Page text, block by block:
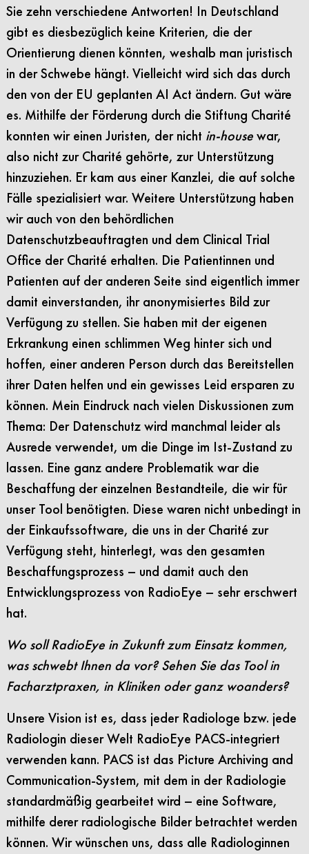
Sie zehn verschiedene Antworten! In Deutschland
gibt es diesbezüglich keine Kriterien, die der
Orientierung dienen könnten, weshalb man juristisch
in der Schwebe hängt. Vielleicht wird sich das durch
den von der EU geplanten AI Act ändern. Gut wäre
es. Mithilfe der Förderung durch die Stiftung Charité
konnten wir einen Juristen, der nicht in-house war,
also nicht zur Charité gehörte, zur Unterstützung
hinzuziehen. Er kam aus einer Kanzlei, die auf solche
Fälle spezialisiert war. Weitere Unterstützung haben
wir auch von den behördlichen
Datenschutzbeauftragten und dem Clinical Trial
Office der Charité erhalten. Die Patientinnen und
Patienten auf der anderen Seite sind eigentlich immer
damit einverstanden, ihr anonymisiertes Bild zur
Verfügung zu stellen. Sie haben mit der eigenen
Erkrankung einen schlimmen Weg hinter sich und
hoffen, einer anderen Person durch das Bereitstellen
ihrer Daten helfen und ein gewisses Leid ersparen zu
können. Mein Eindruck nach vielen Diskussionen zum
Thema: Der Datenschutz wird manchmal leider als
Ausrede verwendet, um die Dinge im Ist-Zustand zu
lassen. Eine ganz andere Problematik war die
Beschaffung der einzelnen Bestandteile, die wir für
unser Tool benötigten. Diese waren nicht unbedingt in
der Einkaufssoftware, die uns in der Charité zur
Verfügung steht, hinterlegt, was den gesamten
Beschaffungsprozess – und damit auch den
Entwicklungsprozess von RadioEye – sehr erschwert
hat.
Wo soll RadioEye in Zukunft zum Einsatz kommen,
was schwebt Ihnen da vor? Sehen Sie das Tool in
Facharztpraxen, in Kliniken oder ganz woanders?
Unsere Vision ist es, dass jeder Radiologe bzw. jede
Radiologin dieser Welt RadioEye PACS-integriert
verwenden kann. PACS ist das Picture Archiving and
Communication-System, mit dem in der Radiologie
standardmäßig gearbeitet wird – eine Software,
mithilfe derer radiologische Bilder betrachtet werden
können. Wir wünschen uns, dass alle Radiologinnen